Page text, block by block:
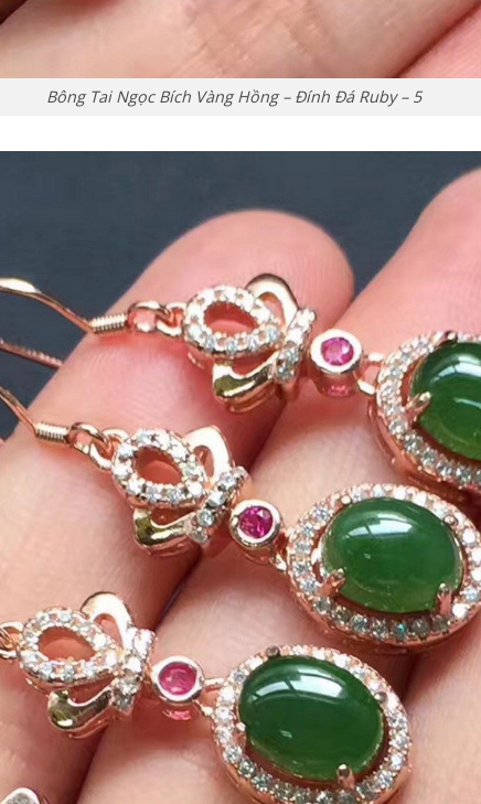
Bông Tai Ngọc Bích Vàng Hồng – Đính Đá Ruby – 5